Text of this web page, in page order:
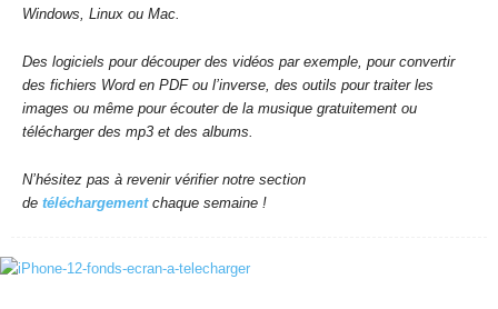
Windows, Linux ou Mac.
Des logiciels pour découper des vidéos par exemple, pour convertir
des fichiers Word en PDF ou l’inverse, des outils pour traiter les
images ou même pour écouter de la musique gratuitement ou
télécharger des mp3 et des albums.
N’hésitez pas à revenir vérifier notre section
de téléchargementchaque semaine !